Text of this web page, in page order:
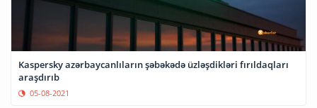
Kaspersky azərbaycanlıların şəbəkədə üzləşdikləri fırıldaqları
araşdırıb
05-08-2021